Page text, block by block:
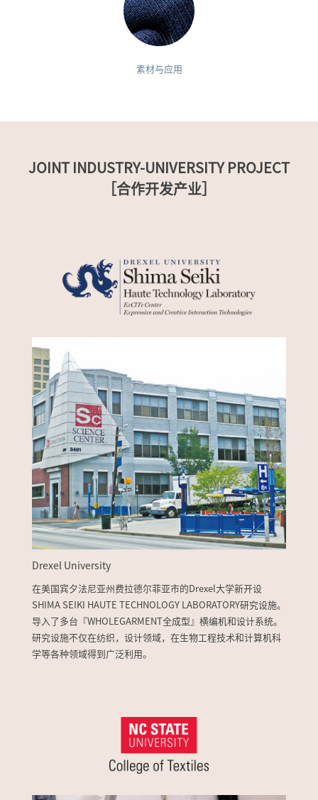
素材与应用
JOINT INDUSTRY-UNIVERSITY PROJECT
［合作开发产业］
Drexel University
在美国宾夕法尼亚州费拉德尔菲亚市的Drexel大学新开设
SHIMA SEIKI HAUTE TECHNOLOGY LABORATORY研究设施。
导入了多台『WHOLEGARMENT全成型』横编机和设计系统。
研究设施不仅在纺织，设计领域，在生物工程技术和计算机科
学等各种领域得到广泛利用。